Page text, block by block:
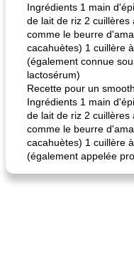
fiesta tostadas
Ingrédients 1 main
de lait de riz 2 cuillères
comme le beurre
cacahuètes) 1 cuillère
(également connue
lactosérum)
Recette pour un
Ingrédients 1 main
de lait de riz 2 cuillères
comme le beurre
cacahuètes) 1 cuillère
(également appelée